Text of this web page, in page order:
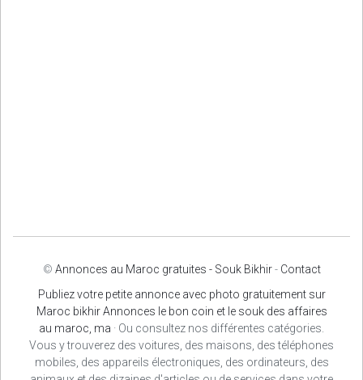
© Annonces au Maroc gratuites - Souk Bikhir- Contact
Publiez votre petite annonce avec photo gratuitement sur
Maroc bikhir Annonces le bon coin et le souk des affaires
au maroc, ma · Ou consultez nos différentes catégories.
Vous y trouverez des voitures, des maisons, des téléphones
mobiles, des appareils électroniques, des ordinateurs, des